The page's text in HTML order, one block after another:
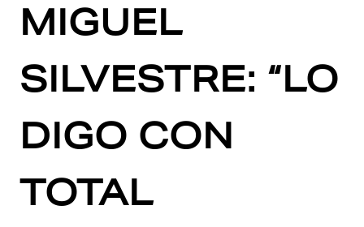
MIGUEL
SILVESTRE: “LO
DIGO CON
TOTAL